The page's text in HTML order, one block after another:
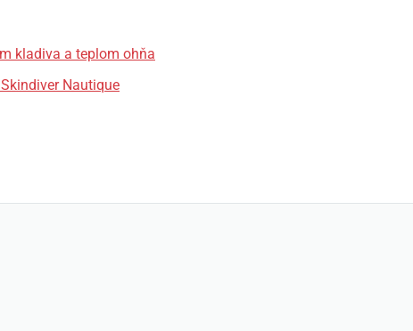
kladiva a teplom ohňa
Nautique